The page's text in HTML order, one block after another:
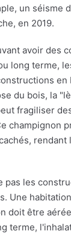
un séisme
en 2019.
avoir des
long terme,
en
du bois, la
fragiliser
champignon
rendant
pas les
Une
doit être
terme,